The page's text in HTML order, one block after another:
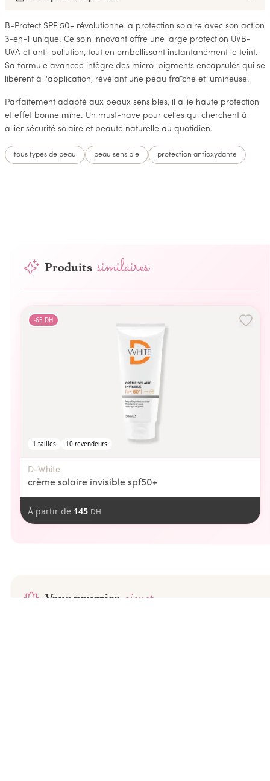
B-Protect SPF 50+ révolutionne la protection solaire avec son action
3-en-1 unique. Ce soin innovant offre une large protection UVB-
UVA et anti-pollution, tout en embellissant instantanément le teint.
Sa formule avancée intègre des micro-pigments encapsulés qui se
libèrent à l'application, révélant une peau fraîche et lumineuse.
Parfaitement adapté aux peaux sensibles, il allie haute protection
et effet bonne mine. Un must-have pour celles qui cherchent à
allier sécurité solaire et beauté naturelle au quotidien.
tous types de peau peau sensible protection antioxydante
Produits similaires
-65 DH
1 tailles 10revendeurs
D-White
crème solaire invisible spf50+
À partir de 145 DH
Vous pourriez aimer